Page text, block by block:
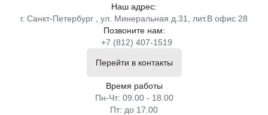
Наш адрес:
г. Санкт-Петербург , ул. Минеральная д.31, лит.В офис 28
Позвоните нам:
+7 (812) 407-1519
Перейти в контакты
Время работы
Пн-Чт: 09.00 - 18.00
Пт: до 17.00